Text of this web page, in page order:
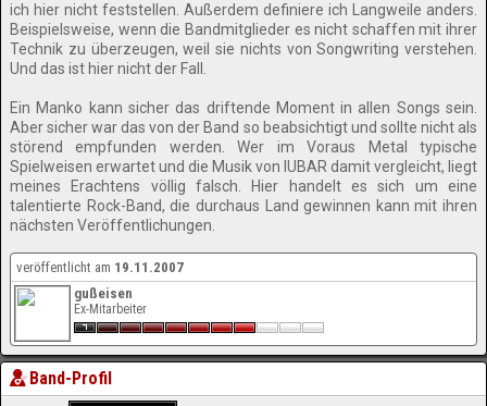
ich hier nicht feststellen. Außerdem definiere ich Langweile anders.
Beispielsweise, wenn die Bandmitglieder es nicht schaffen mit ihrer
Technik zu überzeugen, weil sie nichts von Songwriting verstehen.
Und das ist hier nicht der Fall.
Ein Manko kann sicher das driftende Moment in allen Songs sein.
Aber sicher war das von der Band so beabsichtigt und sollte nicht als
störend empfunden werden. Wer im Voraus Metal typische
Spielweisen erwartet und die Musik von IUBAR damit vergleicht, liegt
meines Erachtens völlig falsch. Hier handelt es sich um eine
talentierte Rock-Band, die durchaus Land gewinnen kann mit ihren
nächsten Veröffentlichungen.
veröffentlicht am 19.11.2007
gußeisen
Ex-Mitarbeiter
Band-Profil